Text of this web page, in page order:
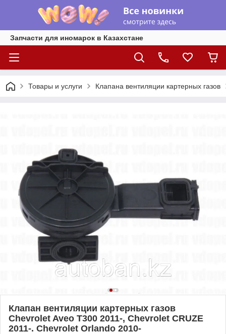
Запчасти для иномарок в Казахстане
Товары и услуги Клапана вентиляции картерных газов
Клапан вентиляции картерных газов
Chevrolet Aveo T300 2011-, Chevrolet CRUZE
2011-. Chevrolet Orlando 2010-